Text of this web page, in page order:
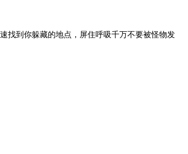
找到你躲藏的地点，屏住呼吸千万不要被怪物发